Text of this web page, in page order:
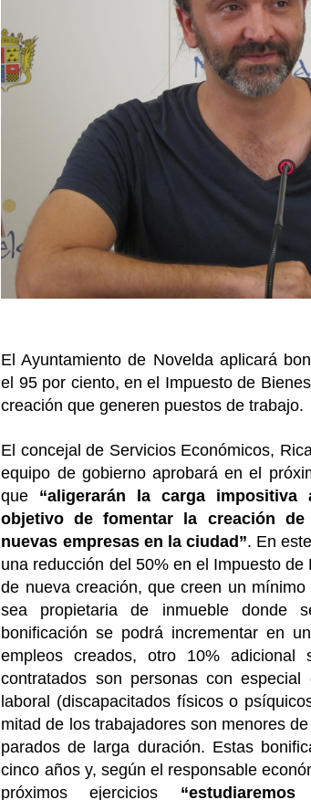
El Ayuntamiento de Novelda aplicará
el 95 por ciento, en el Impuesto de
creación que generen puestos de trabajo.
El concejal de Servicios Económicos,
equipo de gobierno aprobará en el
que “aligerarán la carga
objetivo de fomentar la creación
nuevas empresas en la ciudad”. En
una reducción del 50% en el Impuesto
de nueva creación, que creen un
sea propietaria de inmueble donde
bonificación se podrá incrementar en
empleos creados, otro 10%
contratados son personas con
laboral (discapacitados físicos o
mitad de los trabajadores son menores
parados de larga duración. Estas
cinco años y, según el responsable
próximos ejercicios